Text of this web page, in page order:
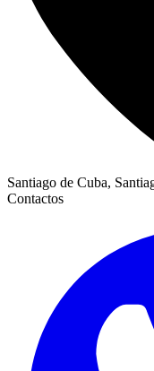
Santiago de Cuba,
Contactos